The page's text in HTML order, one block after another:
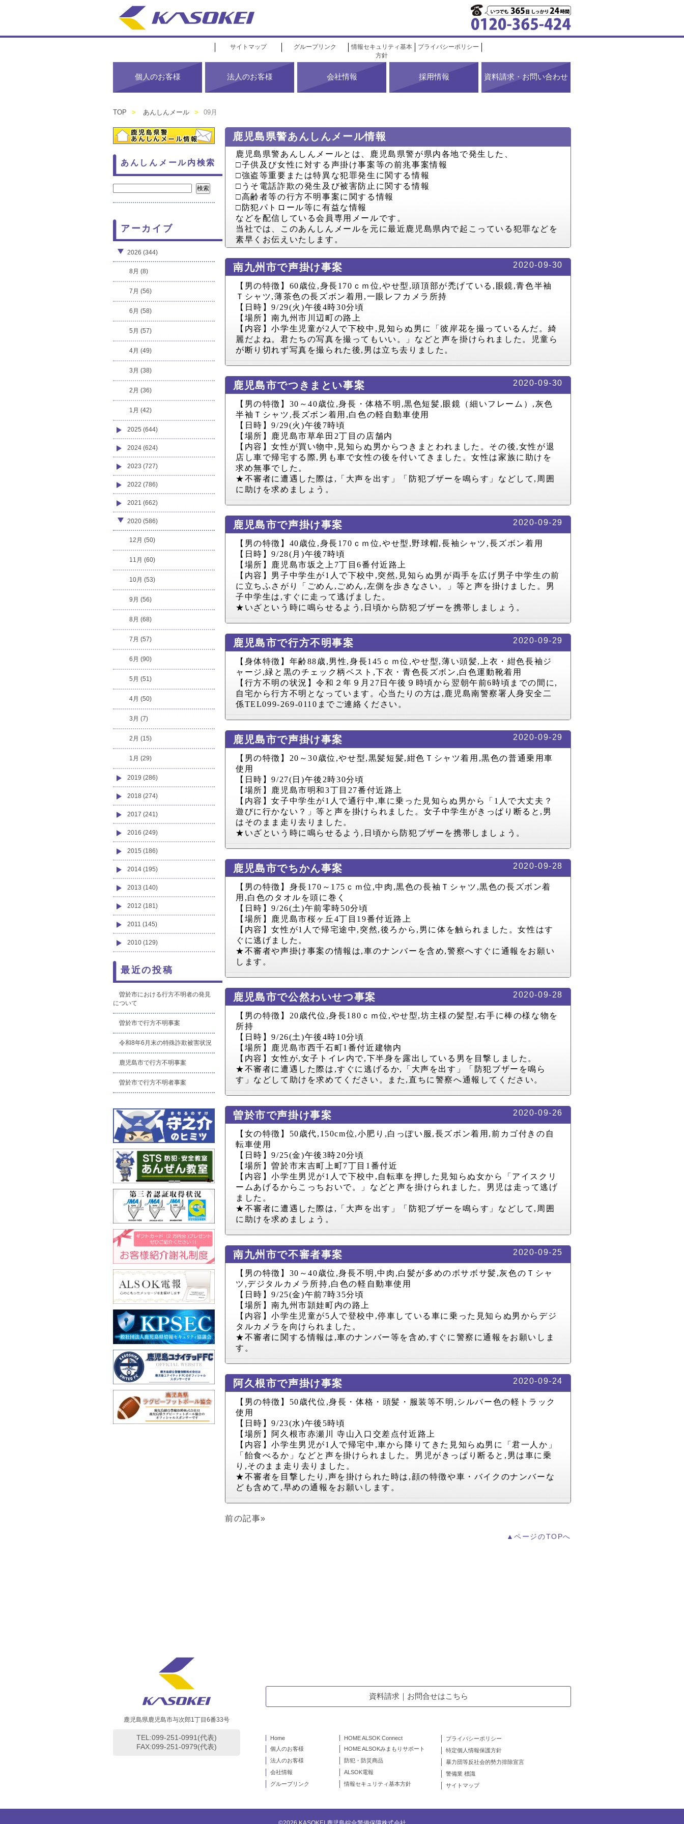
サイトマップ グループリンク
情報セキュリティ基本
方針
プライバシーポリシー
個人のお客様 法人のお客様 会社情報 採用情報 資料請求・お問い合わせ
TOP > あんしんメール > 09月
鹿児島県警あんしんメール情報
鹿児島県警あんしんメールとは、鹿児島県警が県内各地で発生した、
□子供及び女性に対する声掛け事案等の前兆事案情報
□強盗等重要または特異な犯罪発生に関する情報
□うそ電話詐欺の発生及び被害防止に関する情報
□高齢者等の行方不明事案に関する情報
□防犯パトロール等に有益な情報
などを配信している会員専用メールです。
当社では、このあんしんメールを元に最近鹿児島県内で起こっている犯罪などを
素早くお伝えいたします。
南九州市で声掛け事案 2020-09-30
【男の特徴】 60歳位 ,身長170 ｃｍ位,やせ型 ,頭頂部が禿げている , 眼鏡,青色半袖
Ｔシャツ,薄茶色の長ズボン着用 ,一眼レフカメラ所持
【日時】9/29(火)午後4時30分頃
【場所】南九州市川辺町の路上
【内容】小学生児童が2 人で下校中 , 見知らぬ男に「彼岸花を撮っているんだ。綺
麗だよね。君たちの写真を撮ってもいい。」などと声を掛けられました。児童ら
が断り切れず写真を撮られた後, 男は立ち去りました。
鹿児島市でつきまとい事案 2020-09-30
【男の特徴】 30 ～40歳位 ,身長・体格不明 ,黒色短髪, 眼鏡（細いフレーム） , 灰色
半袖Ｔシャツ ,長ズボン着用 ,白色の軽自動車使用
【日時】9/29(火)午後 7時頃
【場所】鹿児島市草牟田 2丁目の店舗内
【内容】女性が買い物中 , 見知らぬ男からつきまとわれました。その後,女性が退
店し車で帰宅する際, 男も車で女性の後を付いてきました。女性は家族に助けを
求め無事でした。
★不審者に遭遇した際は , 「大声を出す」「防犯ブザーを鳴らす」などして , 周囲
に助けを求めましょう。
鹿児島市で声掛け事案 2020-09-29
【男の特徴】 40歳位 ,身長170 ｃｍ位,やせ型 ,野球帽,長袖シャツ ,長ズボン着用
【日時】9/28( 月)午後 7時頃
【場所】鹿児島市坂之上 7丁目6番付近路上
【内容】男子中学生が1 人で下校中 ,突然, 見知らぬ男が両手を広げ男子中学生の前
に立ちふさがり「ごめん , ごめん , 左側を歩きなさい。」等と声を掛けました。男
子中学生は ,すぐに走って逃げました。
★いざという時に鳴らせるよう , 日頃から防犯ブザーを携帯しましょう。
鹿児島市で行方不明事案 2020-09-29
【身体特徴】年齢88歳,男性,身長145 ｃｍ位 ,やせ型,薄い頭髪,
上衣・紺色長袖ジ
ャージ ,緑と黒のチェック柄ベスト ,下衣・青色長ズボン ,白色運動靴着用
【行方不明の状況】令和２年９月 27 日午後９時頃から翌朝午前6時頃までの間に ,
自宅から行方不明となっています。心当たりの方は , 鹿児島南警察署人身安全二
係TEL099-269-0110 までご連絡ください。
鹿児島市で声掛け事案 2020-09-29
【男の特徴】 20 ～30歳位 ,やせ型,黒髪短髪,紺色Ｔシャツ着用 ,黒色の普通乗用車
使用
【日時】9/27( 日)午後 2時30分頃
【場所】鹿児島市明和3丁目 27番付近路上
【内容】女子中学生が1 人で通行中 ,車に乗った見知らぬ男から「 1 人で大丈夫？
遊びに行かない？」等と声を掛けられました。女子中学生がきっぱり断ると , 男
はそのまま走り去りました。
★いざという時に鳴らせるよう , 日頃から防犯ブザーを携帯しましょう。
鹿児島市でちかん事案 2020-09-28
【男の特徴】身長170 ～ 175 ｃｍ位 ,中肉 ,黒色の長袖Ｔシャツ ,黒色の長ズボン着
用 ,白色のタオルを頭に巻く
【日時】9/26(土)午前零時50分頃
【場所】鹿児島市桜ヶ丘 4丁目 19番付近路上
【内容】女性が1 人で帰宅途中 , 突然,後ろから , 男に体を触られました。女性はす
ぐに逃げました。
★不審者や声掛け事案の情報は,車のナンバーを含め,警察へすぐに通報をお願い
します。
鹿児島市で公然わいせつ事案 2020-09-28
【男の特徴】 20歳代位 ,身長180 ｃｍ位 ,やせ型,坊主様の髪型 ,右手に棒の様な物を
所持
【日時】9/26(土)午後4時10分頃
【場所】鹿児島市西千石町1 番付近建物内
【内容】女性が,女子トイレ内で,下半身を露出している男を目撃しました。
★不審者に遭遇した際は ,すぐに逃げるか,
「大声を出す」「防犯ブザーを鳴ら
す」などして助けを求めてください。また ,直ちに警察へ通報してください。
曽於市で声掛け事案 2020-09-26
【女の特徴】 50歳代,150cm位,小肥り ,白っぽい服 ,長ズボン着用 ,前カゴ付きの自
転車使用
【日時】9/25(金)午後3時20分頃
【場所】曽於市末吉町上町7丁目 1 番付近
【内容】小学生男児が1 人で下校中 , 自転車を押した見知らぬ女から「アイスクリ
ームあげるからこっちおいで。」などと声を掛けられました。男児は走って逃げ
ました。
★不審者に遭遇した際は , 「大声を出す」「防犯ブザーを鳴らす」などして , 周囲
に助けを求めましょう。
南九州市で不審者事案 2020-09-25
【男の特徴】 30 ～40歳位 ,身長不明 ,中肉 ,白髪が多めのボサボサ髪,灰色のＴシャ
ツ ,デジタルカメラ所持,白色の軽自動車使用
【日時】9/25(金)午前7時35分頃
【場所】南九州市頴娃町内の路上
【内容】小学生児童が5 人で登校中 ,停車している車に乗った見知らぬ男からデジ
タルカメラを向けられました。
★不審者に関する情報は ,車のナンバー等を含め,すぐに警察に通報をお願いしま
す。
阿久根市で声掛け事案 2020-09-24
【男の特徴】 50歳代位 ,身長・体格・頭髪・服装等不明 , シルバー色の軽トラック
使用
【日時】9/23(水)午後 5時頃
【場所】阿久根市赤瀬川 寺山入口交差点付近路上
【内容】小学生男児が1 人で帰宅中 ,車から降りてきた見知らぬ男に「君一人か」
「飴食べるか」などと声を掛けられました。男児がきっぱり断ると , 男は車に乗
り ,そのまま走り去りました。
★不審者を目撃したり ,声を掛けられた時は , 顔の特徴や車・バイクのナンバーな
ども含めて ,早めの通報をお願いします。
前の記事»
▲ページのTOPへ
あんしんメール内検索
アーカイブ
2026 (344)
8月 (8)
7月 (56)
6月 (58)
5月 (57)
4月 (49)
3月 (38)
2月 (36)
1月 (42)
2025 (644)
2024 (624)
2023 (727)
2022 (786)
2021 (662)
2020 (586)
12月 (50)
11月 (60)
10月 (53)
9月 (56)
8月 (68)
7月 (57)
6月 (90)
5月 (51)
4月 (50)
3月 (7)
2月 (15)
1月 (29)
2019 (286)
2018 (274)
2017 (241)
2016 (249)
2015 (186)
2014 (195)
2013 (140)
2012 (181)
2011 (145)
2010 (129)
最近の投稿
曽於市における行方不明者の発見
について
曽於市で行方不明事案
令和8年6月末の特殊詐欺被害状況
鹿児島市で行方不明事案
曽於市で行方不明者事案
鹿児島県鹿児島市与次郎1丁目6番33号
TEL:099-251-0991(代表)
FAX:099-251-0979(代表)
資料請求｜お問合せはこちら
Home
個人のお客様
法人のお客様
会社情報
グループリンク
HOME ALSOK Connect
HOME ALSOKみまもりサポート
防犯・防災商品
ALSOK電報
情報セキュリティ基本方針
プライバシーポリシー
特定個人情報保護方針
暴力団等反社会的勢力排除宣言
警備業 標識
サイトマップ